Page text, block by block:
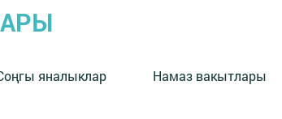
яналыклар Намаз вакытлары